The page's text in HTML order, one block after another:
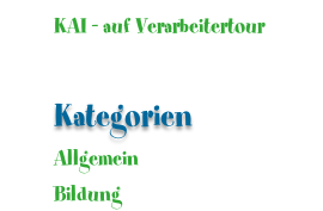
KAI – auf Verarbeitertour
Kategorien
Allgemein
Bildung